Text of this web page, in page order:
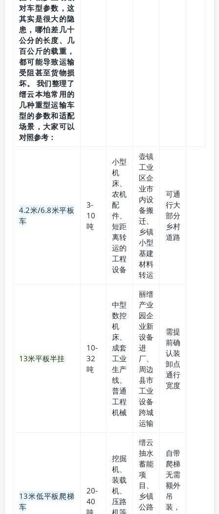
对车型参数，这
其实是很大的隐
患，哪怕差几十
公分的长度、几
百公斤的载重，
都可能导致运输
受阻甚至货物损
坏。 我们整理了
缙云本地常用的
几种重型运输车
型的参数和适配
场景，大家可以
对照参考：
4.2米/6.8米平板
车
3-
10
吨
小型
机
床、
农机
配
件、
短距
离转
运的
工程
设备
壶镇
工业
区企
业市
内设
备搬
迁、
乡镇
小型
基建
材料
转运
可通
行大
部分
乡村
道路
13米平板半挂
10-
32
吨
中型
数控
机
床、
成套
工业
生产
线、
普通
工程
机械
丽缙
产业
园企
业新
设备
进
厂、
周边
县市
工业
设备
跨城
运输
需提
前确
认装
卸点
通行
宽度
13米低平板爬梯
车
20-
40
吨
挖掘
机、
装载
机、
压路
机等
缙云
抽水
蓄能
项
目、
乡镇
公路
自带
爬梯
无需
额外
吊
装，